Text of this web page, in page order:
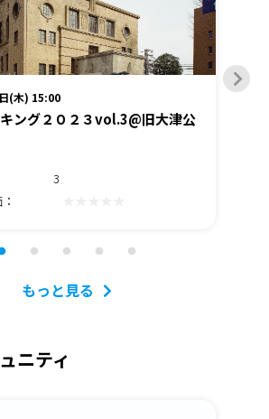
(木) 15:00
ング２０２３vol.3@旧大津公
3
もっと見る
ニティ